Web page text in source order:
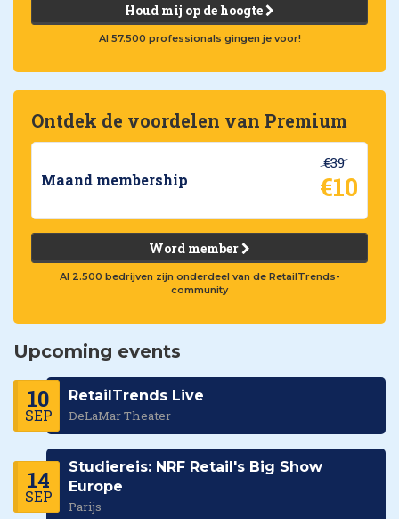
Houd mij op de hoogte
Al 57.500 professionals gingen je voor!
Ontdek de voordelen van Premium
Maand membership
€39
€10
Word member
Al 2.500 bedrijven zijn onderdeel van de RetailTrends-
community
Upcoming events
10
SEP
RetailTrends Live
DeLaMar Theater
14
SEP
Studiereis: NRF Retail's Big Show
Europe
Parijs